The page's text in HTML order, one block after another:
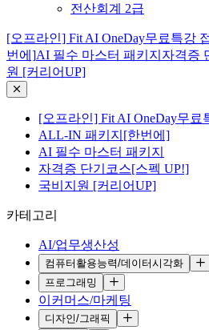
전산회계 2급
[오프라인] Fit AI OneDay무료특강
번에]AI 필수 마스터 패키지 자격증
원 [커리어UP]
[오프라인] Fit AI OneDay무료
ALL-IN 패키지[한번에]
AI 필수 마스터 패키지
자격증 단기코스[스펙 UP!]
국비지원 [커리어UP]
카테고리
AI/업무생산성
컴퓨터활용능력/데이터시각화
프로그래밍
이커머스/마케팅
디자인/그래픽